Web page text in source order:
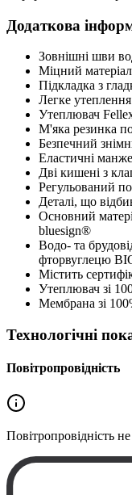
Додаткова
Зовнішні шви
Міцний матеріал
Підкладка з
Легке утеплення
Утеплювач
М'яка резинка
Безпечний
Еластичні
Дві кишені з
Регульований
Деталі, що
Основний
bluesign®
Водо- та
фторвуглецю
Містить
Утеплювач зі
Мембрана зі
Технологічні
Повітропровідність
Повітропровідність